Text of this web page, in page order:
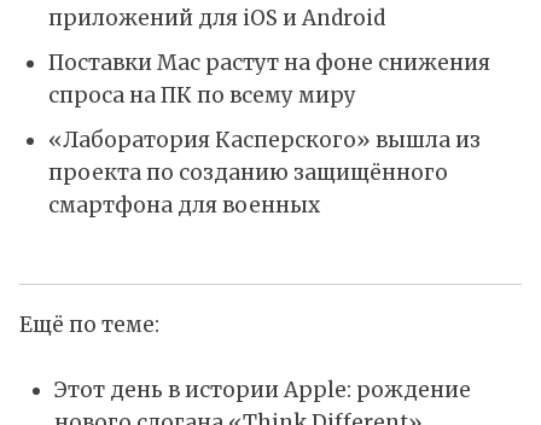
приложений для iOS и Android
Поставки Mac растут на фоне снижения
спроса на ПК по всему миру
«Лаборатория Касперского» вышла из
проекта по созданию защищённого
смартфона для военных
Ещё по теме:
Этот день в истории Apple: рождение